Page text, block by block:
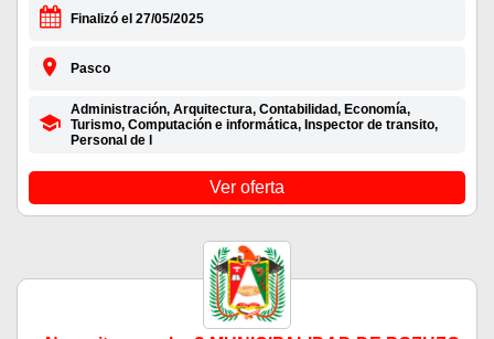
Finalizó el 27/05/2025
Pasco
Administración, Arquitectura, Contabilidad, Economía,
Turismo, Computación e informática, Inspector de transito,
Personal de l
Ver oferta